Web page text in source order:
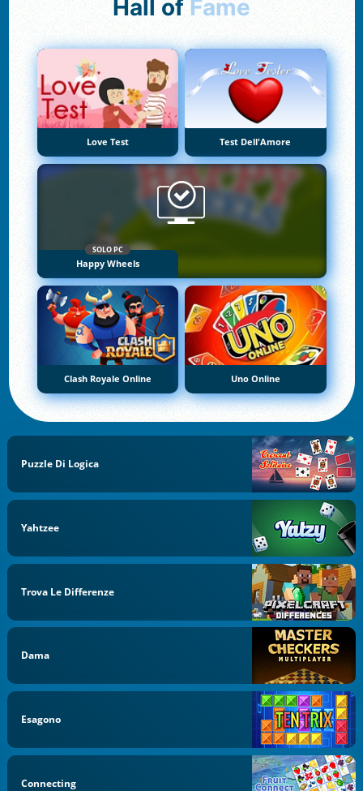
Hall of Fame
Love Test Test Dell'Amore
SOLO PC
Happy Wheels
Clash Royale Online Uno Online
Puzzle Di Logica
Yahtzee
Trova Le Differenze
Dama
Esagono
Connecting